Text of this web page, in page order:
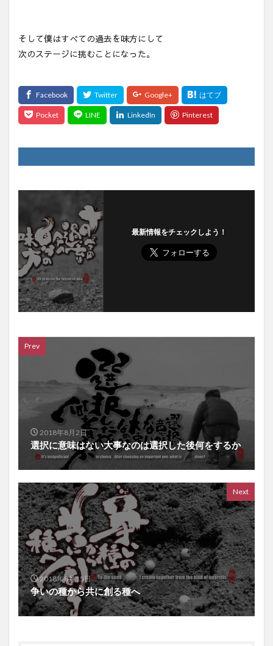
そして僕はすべての過去を味方にして
次のステージに挑むことになった。
最新情報をチェックしよう！
Prev
2018年8月2日
選択に意味はない大事なのは選択した後何をするか
Next
2018年8月15日
争いの種から共に創る種へ